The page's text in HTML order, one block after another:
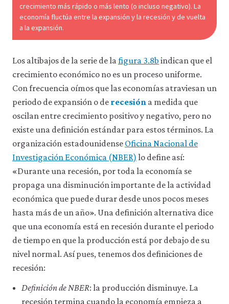
crecimiento más rápido o más lento (o incluso negativo). La
economía fluctúa entre la expansión y la recesión y de vuelta
a la expansión.
Los altibajos de la serie de la figura 3.8b indican que el
crecimiento económico no es un proceso uniforme.
Con frecuencia oímos que las economías atraviesan un
periodo de expansión o de recesión a medida que
oscilan entre crecimiento positivo y negativo, pero no
existe una definición estándar para estos términos. La
organización estadounidense Oficina Nacional de
Investigación Económica (NBER) lo define así:
«Durante una recesión, por toda la economía se
propaga una disminución importante de la actividad
económica que puede durar desde unos pocos meses
hasta más de un año». Una definición alternativa dice
que una economía está en recesión durante el periodo
de tiempo en que la producción está por debajo de su
nivel normal. Así pues, tenemos dos definiciones de
recesión:
Definición de NBER: la producción disminuye. La
recesión termina cuando la economía empieza a